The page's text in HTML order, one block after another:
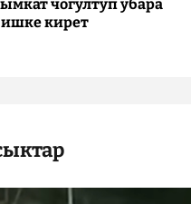
чогултуп убара
кирет